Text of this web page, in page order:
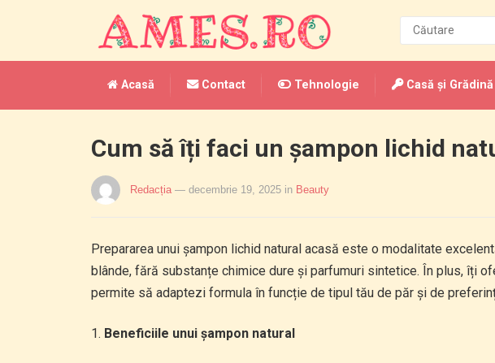
Acasă Contact Tehnologie Casă și Grădină
Cum să îți faci un șampon lichid
Redacția — decembrie 19, 2025 in Beauty
Prepararea unui șampon lichid natural acasă este o modalitate
blânde, fără substanțe chimice dure și parfumuri sintetice. În plus, îți
permite să adaptezi formula în funcție de tipul tău de păr și de
Beneficiile unui șampon natural